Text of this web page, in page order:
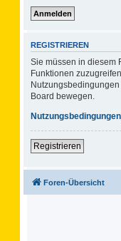
REGISTRIEREN
Sie müssen in diesem
Funktionen
Board bewegen.
Nutzungsbedingungen
Registrieren
Foren-Übersicht